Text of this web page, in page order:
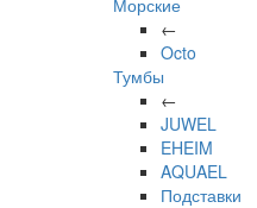
Морские
←
Octo
Тумбы
←
JUWEL
EHEIM
AQUAEL
Подставки